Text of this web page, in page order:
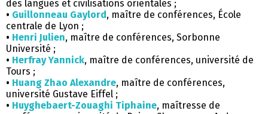
des langues et civilisations orientales ;
• Guillonneau Gaylord, maître de conférences, École
centrale de Lyon ;
• Henri Julien, maître de conférences, Sorbonne
Université ;
• Herfray Yannick, maître de conférences, université de
Tours ;
• Huang Zhao Alexandre, maître de conférences,
université Gustave Eiffel ;
• Huyghebaert-Zouaghi Tiphaine, maîtresse de